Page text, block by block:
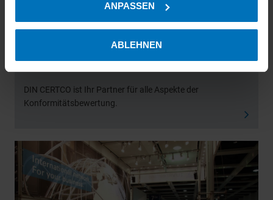
Informationen über Ihre geografische Lage erfassen,
welche bis auf einige Meter genau sein können
Ihr Gerät durch aktives Scannen nach bestimmten
Erfahren Sie mehr darüber, wie Ihre persönlichen Daten
verarbeitet werden, und legen Sie Ihre Präferenzen im
Abschnitt Einzelheiten
Erlebnis auf unserer Website zu ermöglichen. Technisch
erforderliche Cookies müssen gesetzt werden, um den
einwandfreien Betrieb unserer Website zu gewährleisten.
Sie können frei entscheiden, welche Kategorien Sie
ANPASSEN
ABLEHNEN
DIN CERTCO ist Ihr Partner für alle Aspekte der
Konformitätsbewertung.